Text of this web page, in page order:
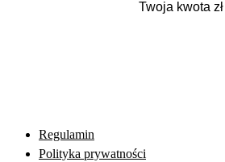
Regulamin
Polityka prywatności